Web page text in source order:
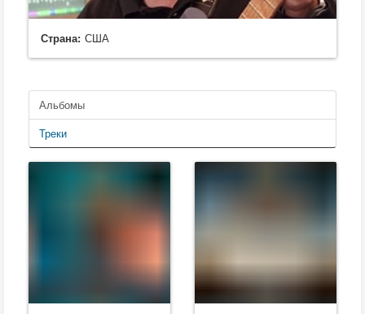
Страна: США
Альбомы
Треки